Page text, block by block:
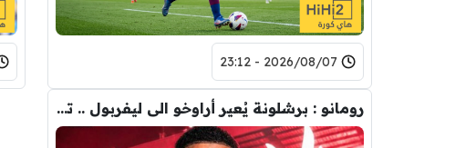
2026/08/07 - 23:12
رومانو : برشلونة يُعير أراوخو الى ليفربول .. تفاصيل الصفقة